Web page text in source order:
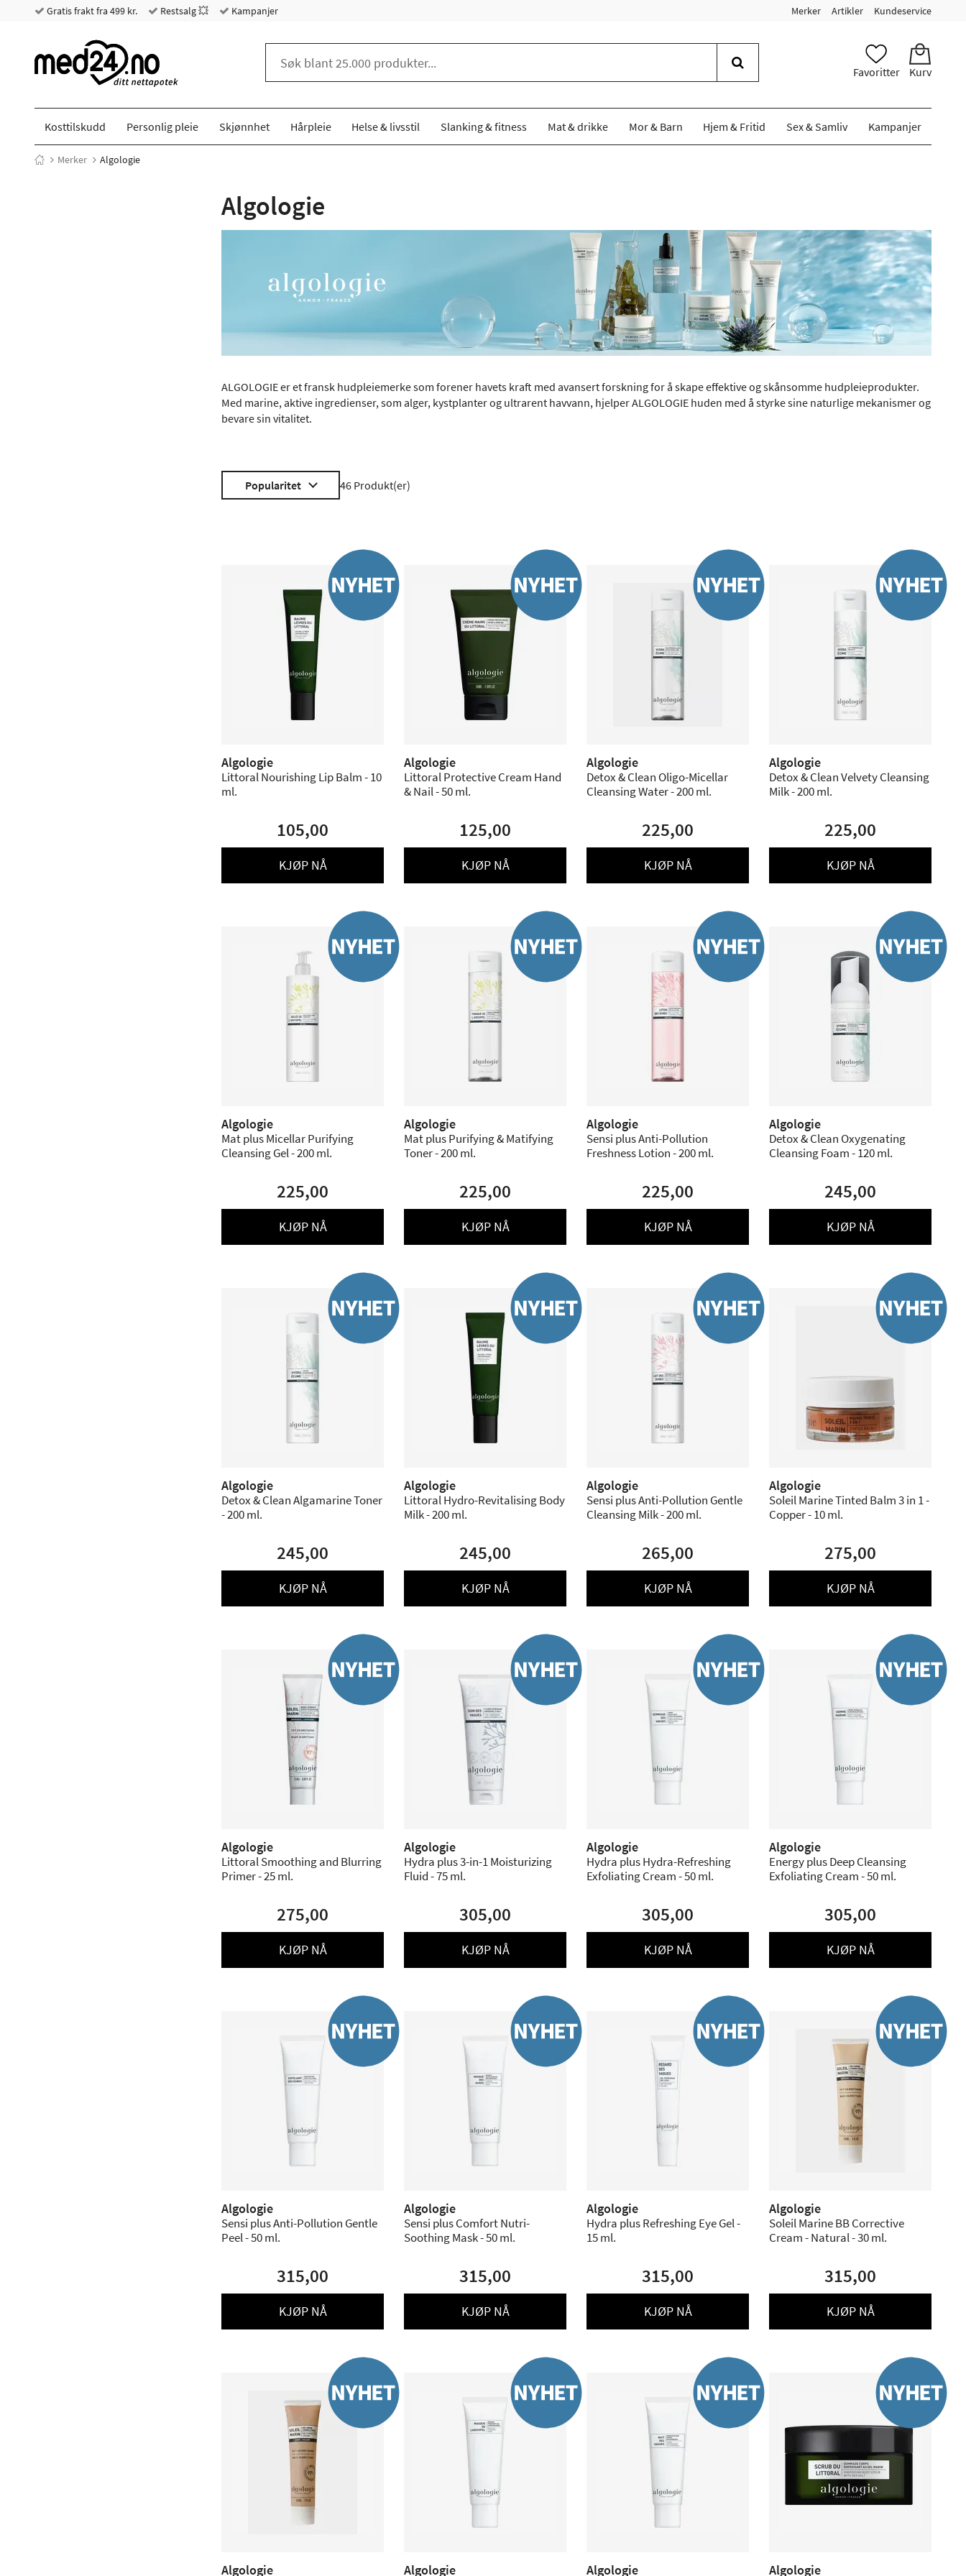
Gratis frakt fra 499 kr. Restsalg 💥 Kampanjer Merker Artikler Kundeservice
Favoritter Kurv
Kosttilskudd Personlig pleie Skjønnhet Hårpleie Helse & livsstil Slanking & fitness Mat & drikke Mor & Barn Hjem & Fritid Sex & Samliv Kampanjer
Merker Algologie
Algologie
ALGOLOGIE er et fransk hudpleiemerke som forener havets kraft med avansert forskning for å skape effektive og skånsomme hudpleieprodukter.
Med marine, aktive ingredienser, som alger, kystplanter og ultrarent havvann, hjelper ALGOLOGIE huden med å styrke sine naturlige mekanismer og
bevare sin vitalitet.
Popularitet 46 Produkt(er)
Algologie
Littoral Nourishing Lip Balm - 10
ml.
105,00
KJØP NÅ
Algologie
Littoral Protective Cream Hand
& Nail - 50 ml.
125,00
KJØP NÅ
Algologie
Detox & Clean Oligo-Micellar
Cleansing Water - 200 ml.
225,00
KJØP NÅ
Algologie
Detox & Clean Velvety Cleansing
Milk - 200 ml.
225,00
KJØP NÅ
Algologie
Mat plus Micellar Purifying
Cleansing Gel - 200 ml.
225,00
KJØP NÅ
Algologie
Mat plus Purifying & Matifying
Toner - 200 ml.
225,00
KJØP NÅ
Algologie
Sensi plus Anti-Pollution
Freshness Lotion - 200 ml.
225,00
KJØP NÅ
Algologie
Detox & Clean Oxygenating
Cleansing Foam - 120 ml.
245,00
KJØP NÅ
Algologie
Detox & Clean Algamarine Toner
- 200 ml.
245,00
KJØP NÅ
Algologie
Littoral Hydro-Revitalising Body
Milk - 200 ml.
245,00
KJØP NÅ
Algologie
Sensi plus Anti-Pollution Gentle
Cleansing Milk - 200 ml.
265,00
KJØP NÅ
Algologie
Soleil Marine Tinted Balm 3 in 1 -
Copper - 10 ml.
275,00
KJØP NÅ
Algologie
Littoral Smoothing and Blurring
Primer - 25 ml.
275,00
KJØP NÅ
Algologie
Hydra plus 3-in-1 Moisturizing
Fluid - 75 ml.
305,00
KJØP NÅ
Algologie
Hydra plus Hydra-Refreshing
Exfoliating Cream - 50 ml.
305,00
KJØP NÅ
Algologie
Energy plus Deep Cleansing
Exfoliating Cream - 50 ml.
305,00
KJØP NÅ
Algologie
Sensi plus Anti-Pollution Gentle
Peel - 50 ml.
315,00
KJØP NÅ
Algologie
Sensi plus Comfort Nutri-
Soothing Mask - 50 ml.
315,00
KJØP NÅ
Algologie
Hydra plus Refreshing Eye Gel -
15 ml.
315,00
KJØP NÅ
Algologie
Soleil Marine BB Corrective
Cream - Natural - 30 ml.
315,00
KJØP NÅ
Algologie Algologie Algologie Algologie